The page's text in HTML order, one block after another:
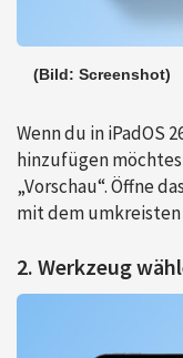
(Bild: Screenshot)
Wenn du in iPadOS
hinzufügen
„Vorschau“. Öffne
mit dem
2. Werkzeug